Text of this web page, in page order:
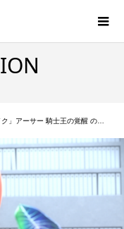
王の覚醒 の制作に参加させていただきました。